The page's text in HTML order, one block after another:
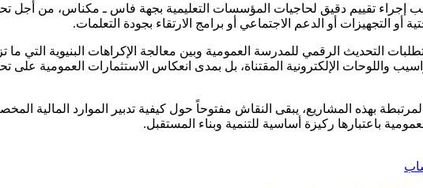
تقييم دقيق لحاجيات المؤسسات التعليمية بجهة فاس ـ مكناس، من أجل تحديد
أو التجهيزات أو الدعم الاجتماعي أو برامج الارتقاء بجودة التعلمات.
التحديث الرقمي للمدرسة العمومية وبين معالجة الإكراهات البنيوية التي
واللوحات الإلكترونية المقتناة، بل بمدى انعكاس الاستثمارات
بهذه المشاريع، يبقى النقاش مفتوحاً حول كيفية تدبير الموارد المالية
باعتبارها ركيزة أساسية للتنمية وبناء المستقبل.